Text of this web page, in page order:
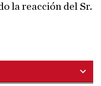
la reacción del Sr.